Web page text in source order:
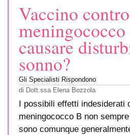
Vaccino
causare
sonno?
Gli Specialisti Rispondono
di Dott.ssa Elena Bozzola
I possibili effetti indesiderati
meningococco B non
sono comunque